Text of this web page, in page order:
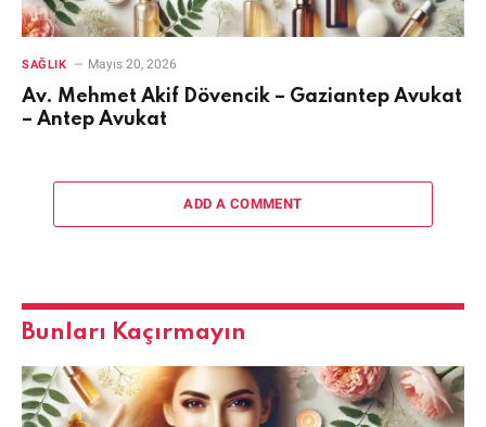
SAĞLIK Mayıs 20, 2026
Av. Mehmet Akif Dövencik – Gaziantep Avukat
– Antep Avukat
ADD A COMMENT
Bunları Kaçırmayın